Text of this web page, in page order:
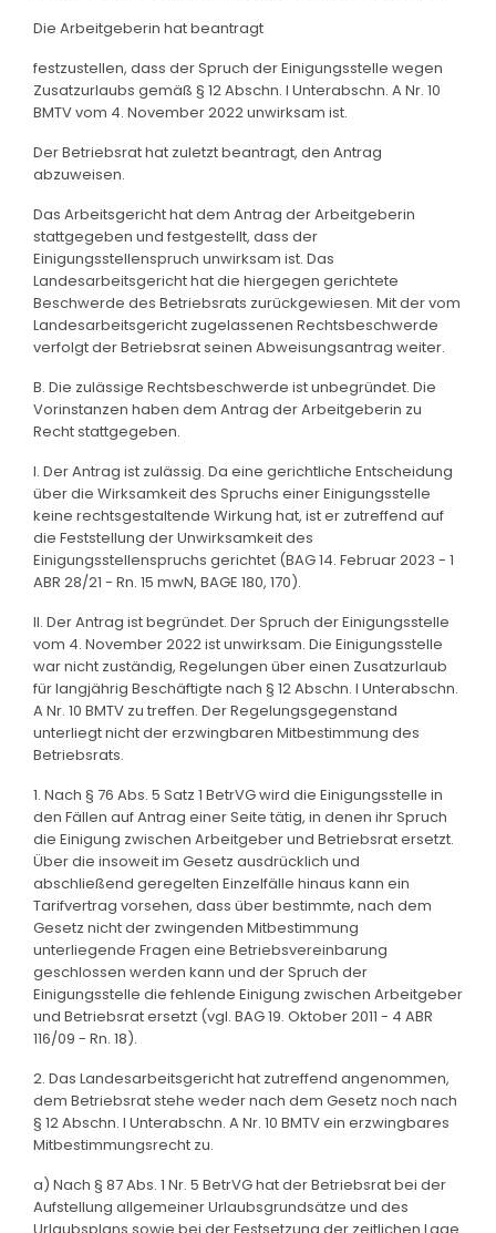
Die Arbeitgeberin hat beantragt
festzustellen, dass der Spruch der Einigungsstelle wegen
Zusatzurlaubs gemäß § 12 Abschn. I Unterabschn. A Nr. 10
BMTV vom 4. November 2022 unwirksam ist.
Der Betriebsrat hat zuletzt beantragt, den Antrag
abzuweisen.
Das Arbeitsgericht hat dem Antrag der Arbeitgeberin
stattgegeben und festgestellt, dass der
Einigungsstellenspruch unwirksam ist. Das
Landesarbeitsgericht hat die hiergegen gerichtete
Beschwerde des Betriebsrats zurückgewiesen. Mit der vom
Landesarbeitsgericht zugelassenen Rechtsbeschwerde
verfolgt der Betriebsrat seinen Abweisungsantrag weiter.
B. Die zulässige Rechtsbeschwerde ist unbegründet. Die
Vorinstanzen haben dem Antrag der Arbeitgeberin zu
Recht stattgegeben.
I. Der Antrag ist zulässig. Da eine gerichtliche Entscheidung
über die Wirksamkeit des Spruchs einer Einigungsstelle
keine rechtsgestaltende Wirkung hat, ist er zutreffend auf
die Feststellung der Unwirksamkeit des
Einigungsstellenspruchs gerichtet (BAG 14. Februar 2023 - 1
ABR 28/21 - Rn. 15 mwN, BAGE 180, 170).
II. Der Antrag ist begründet. Der Spruch der Einigungsstelle
vom 4. November 2022 ist unwirksam. Die Einigungsstelle
war nicht zuständig, Regelungen über einen Zusatzurlaub
für langjährig Beschäftigte nach § 12 Abschn. I Unterabschn.
A Nr. 10 BMTV zu treffen. Der Regelungsgegenstand
unterliegt nicht der erzwingbaren Mitbestimmung des
Betriebsrats.
1. Nach § 76 Abs. 5 Satz 1 BetrVG wird die Einigungsstelle in
den Fällen auf Antrag einer Seite tätig, in denen ihr Spruch
die Einigung zwischen Arbeitgeber und Betriebsrat ersetzt.
Über die insoweit im Gesetz ausdrücklich und
abschließend geregelten Einzelfälle hinaus kann ein
Tarifvertrag vorsehen, dass über bestimmte, nach dem
Gesetz nicht der zwingenden Mitbestimmung
unterliegende Fragen eine Betriebsvereinbarung
geschlossen werden kann und der Spruch der
Einigungsstelle die fehlende Einigung zwischen Arbeitgeber
und Betriebsrat ersetzt (vgl. BAG 19. Oktober 2011 - 4 ABR
116/09 - Rn. 18).
2. Das Landesarbeitsgericht hat zutreffend angenommen,
dem Betriebsrat stehe weder nach dem Gesetz noch nach
§ 12 Abschn. I Unterabschn. A Nr. 10 BMTV ein erzwingbares
Mitbestimmungsrecht zu.
a) Nach § 87 Abs. 1 Nr. 5 BetrVG hat der Betriebsrat bei der
Aufstellung allgemeiner Urlaubsgrundsätze und des